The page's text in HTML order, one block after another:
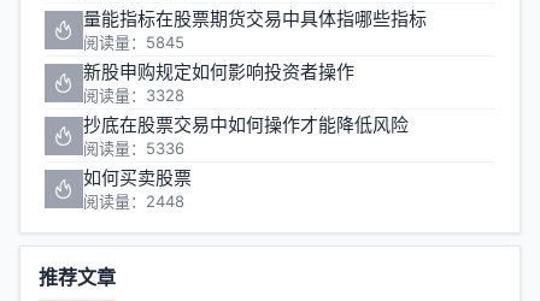
量能指标在股票期货交易中具体指哪些指标
阅读量：5845
新股申购规定如何影响投资者操作
阅读量：3328
抄底在股票交易中如何操作才能降低风险
阅读量：5336
如何买卖股票
阅读量：2448
推荐文章